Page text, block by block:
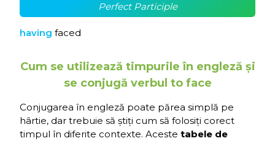
Perfect Participle
having faced
Cum se utilizează timpurile în engleză și
se conjugă verbul to face
Conjugarea în engleză poate părea simplă pe
hârtie, dar trebuie să știți cum să folosiți corect
timpul în diferite contexte. Aceste tabele de